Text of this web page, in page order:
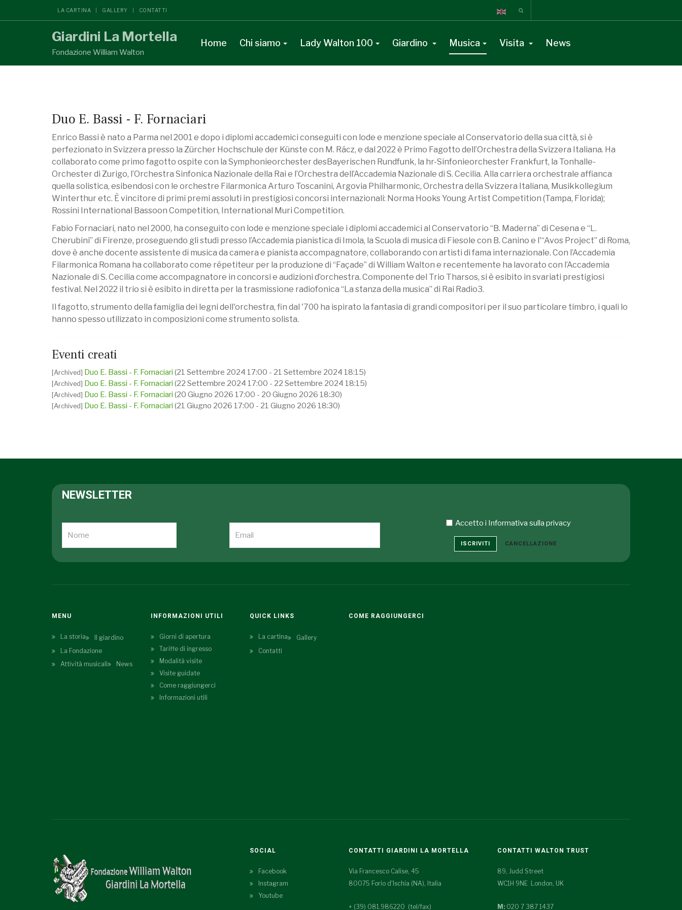
LA CARTINA GALLERY CONTATTI
Giardini La Mortella
Fondazione William Walton
Home Chi siamo Lady Walton 100 Giardino Musica Visita News
Duo E. Bassi - F. Fornaciari
Enrico Bassi è nato a Parma nel 2001 e dopo i diplomi accademici conseguiti con lode e menzione speciale al Conservatorio della sua città, si è
perfezionato in Svizzera presso la Zürcher Hochschule der Künste con M. Rácz, e dal 2022 è Primo Fagotto dell’Orchestra della Svizzera Italiana. Ha
collaborato come primo fagotto ospite con la Symphonieorchester desBayerischen Rundfunk, la hr-Sinfonieorchester Frankfurt, la Tonhalle-
Orchester di Zurigo, l’Orchestra Sinfonica Nazionale della Rai e l’Orchestra dell’Accademia Nazionale di S. Cecilia. Alla carriera orchestrale affianca
quella solistica, esibendosi con le orchestre Filarmonica Arturo Toscanini, Argovia Philharmonic, Orchestra della Svizzera Italiana, Musikkollegium
Winterthur etc. È vincitore di primi premi assoluti in prestigiosi concorsi internazionali: Norma Hooks Young Artist Competition (Tampa, Florida);
Rossini International Bassoon Competition, International Muri Competition.
Fabio Fornaciari, nato nel 2000, ha conseguito con lode e menzione speciale i diplomi accademici al Conservatorio “B. Maderna” di Cesena e “L.
Cherubini” di Firenze, proseguendo gli studi presso l’Accademia pianistica di Imola, la Scuola di musica di Fiesole con B. Canino e l'“Avos Project” di Roma,
dove è anche docente assistente di musica da camera e pianista accompagnatore, collaborando con artisti di fama internazionale. Con l’Accademia
Filarmonica Romana ha collaborato come répetiteur per la produzione di “Façade” di William Walton e recentemente ha lavorato con l’Accademia
Nazionale di S. Cecilia come accompagnatore in concorsi e audizioni d’orchestra. Componente del Trio Tharsos, si è esibito in svariati prestigiosi
festival. Nel 2022 il trio si è esibito in diretta per la trasmissione radiofonica “La stanza della musica” di Rai Radio3.
Il fagotto, strumento della famiglia dei legni dell'orchestra, fin dal '700 ha ispirato la fantasia di grandi compositori per il suo particolare timbro, i quali lo
hanno spesso utilizzato in composizioni come strumento solista.
Eventi creati
[Archived] Duo E. Bassi - F. Fornaciari (21 Settembre 2024 17:00 - 21 Settembre 2024 18:15)
[Archived] Duo E. Bassi - F. Fornaciari (22 Settembre 2024 17:00 - 22 Settembre 2024 18:15)
[Archived] Duo E. Bassi - F. Fornaciari (20 Giugno 2026 17:00 - 20 Giugno 2026 18:30)
[Archived] Duo E. Bassi - F. Fornaciari (21 Giugno 2026 17:00 - 21 Giugno 2026 18:30)
NEWSLETTER
Accetto i Informativa sulla privacy
ISCRIVITI CANCELLAZIONE
MENU
La storia
Il giardino
La Fondazione
Attività musicali
News
INFORMAZIONI UTILI
Giorni di apertura
Tariffe di ingresso
Modalità visite
Visite guidate
Come raggiungerci
Informazioni utili
QUICK LINKS
La cartina
Gallery
Contatti
COME RAGGIUNGERCI
SOCIAL
Facebook
Instagram
Youtube
CONTATTI GIARDINI LA MORTELLA
Via Francesco Calise, 45
80075 Forio d'Ischia (NA), Italia
+ (39) 081.986220 (tel/fax)
CONTATTI WALTON TRUST
89, Judd Street
WC1H 9NE London, UK
M:020 7 387 1437